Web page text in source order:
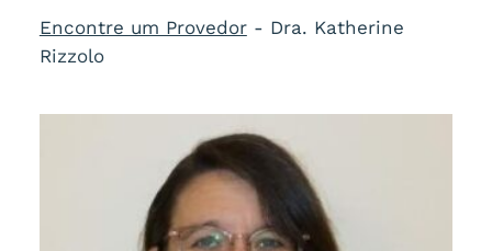
Encontre um Provedor- Dra. Katherine
Rizzolo